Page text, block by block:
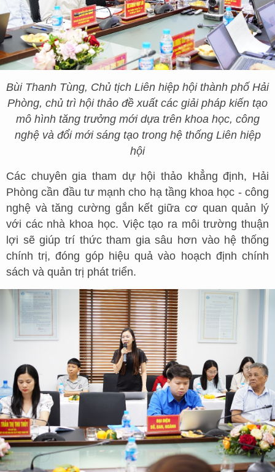
Bùi Thanh Tùng, Chủ tịch Liên hiệp hội thành phố Hải
Phòng, chủ trì hội thảo đề xuất các giải pháp kiến tạo
mô hình tăng trưởng mới dựa trên khoa học, công
nghệ và đổi mới sáng tạo trong hệ thống Liên hiệp
hội
Các chuyên gia tham dự hội thảo khẳng định, Hải
Phòng cần đầu tư mạnh cho hạ tầng khoa học - công
nghệ và tăng cường gắn kết giữa cơ quan quản lý
với các nhà khoa học. Việc tạo ra môi trường thuận
lợi sẽ giúp trí thức tham gia sâu hơn vào hệ thống
chính trị, đóng góp hiệu quả vào hoạch định chính
sách và quản trị phát triển.